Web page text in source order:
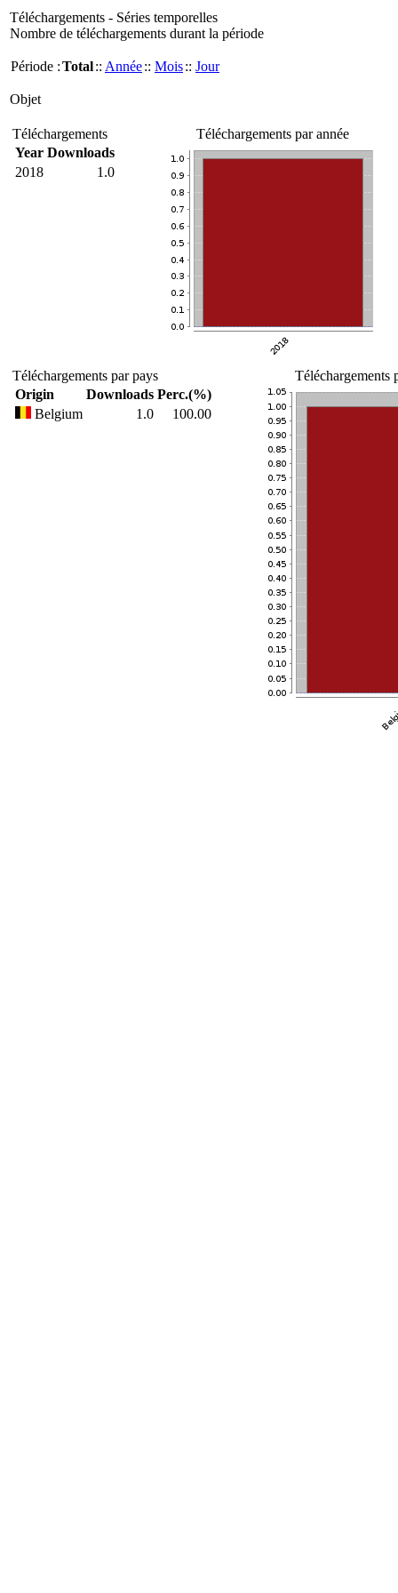
Téléchargements - Séries temporelles
Nombre de téléchargements durant la période
Période :Total:: Année:: Mois:: Jour
Objet
Téléchargements
Year Downloads
2018
1.0
Téléchargements par année
Téléchargements par pays
Origin
Downloads Perc.(%)
Belgium
1.0 100.00
Téléchargements